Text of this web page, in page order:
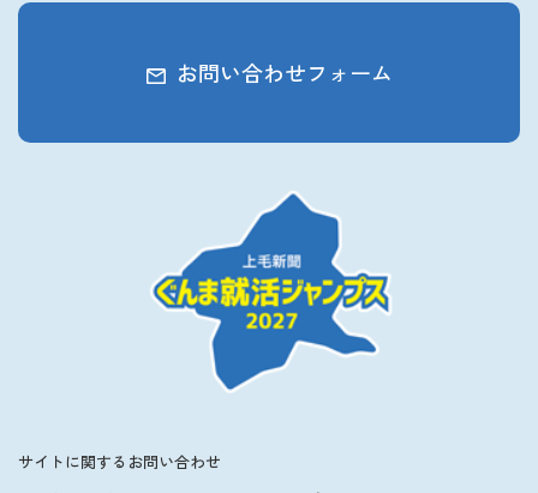
お問い合わせフォーム
サイトに関するお問い合わせ